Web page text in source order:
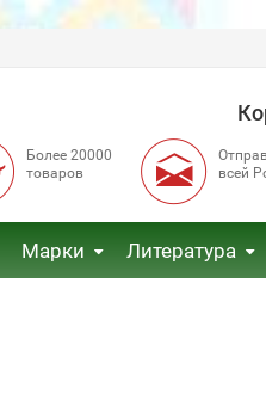
Более 20000
товаров
всей
Марки Литература